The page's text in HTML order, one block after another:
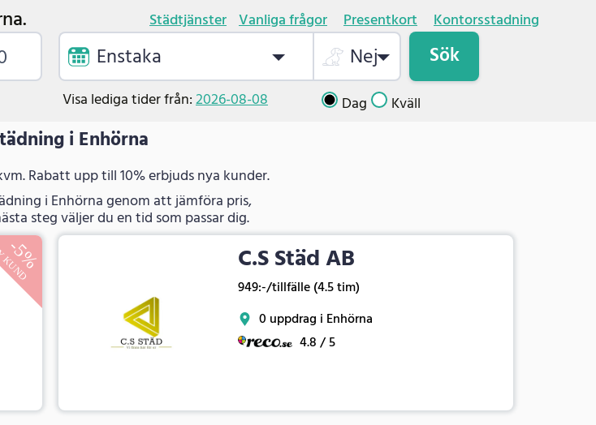
Städtjänster Vanliga frågor Presentkort Kontorsstadning
Enstaka Nej Sök
Visa lediga tider från:2026-08-08 Dag Kväll
i Enhörna
Rabatt upp till 10% erbjuds nya kunder.
i Enhörna genom att jämföra pris,
steg väljer du en tid som passar dig.
C.S Städ AB
949:-/tillfälle (4.5 tim)
0 uppdrag i Enhörna
4.8 / 5